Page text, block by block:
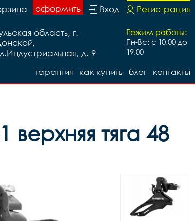
Регистрация
Вход
оформить
Режим работы:
Пн-Вс: с 10.00 до
19.00
область, г.
д. 9
контакты
блог
как купить
гарантия
тяга 48